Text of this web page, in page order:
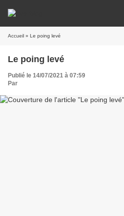
Accueil » Le poing levé
Le poing levé
Publié le 14/07/2021 à 07:59
Par